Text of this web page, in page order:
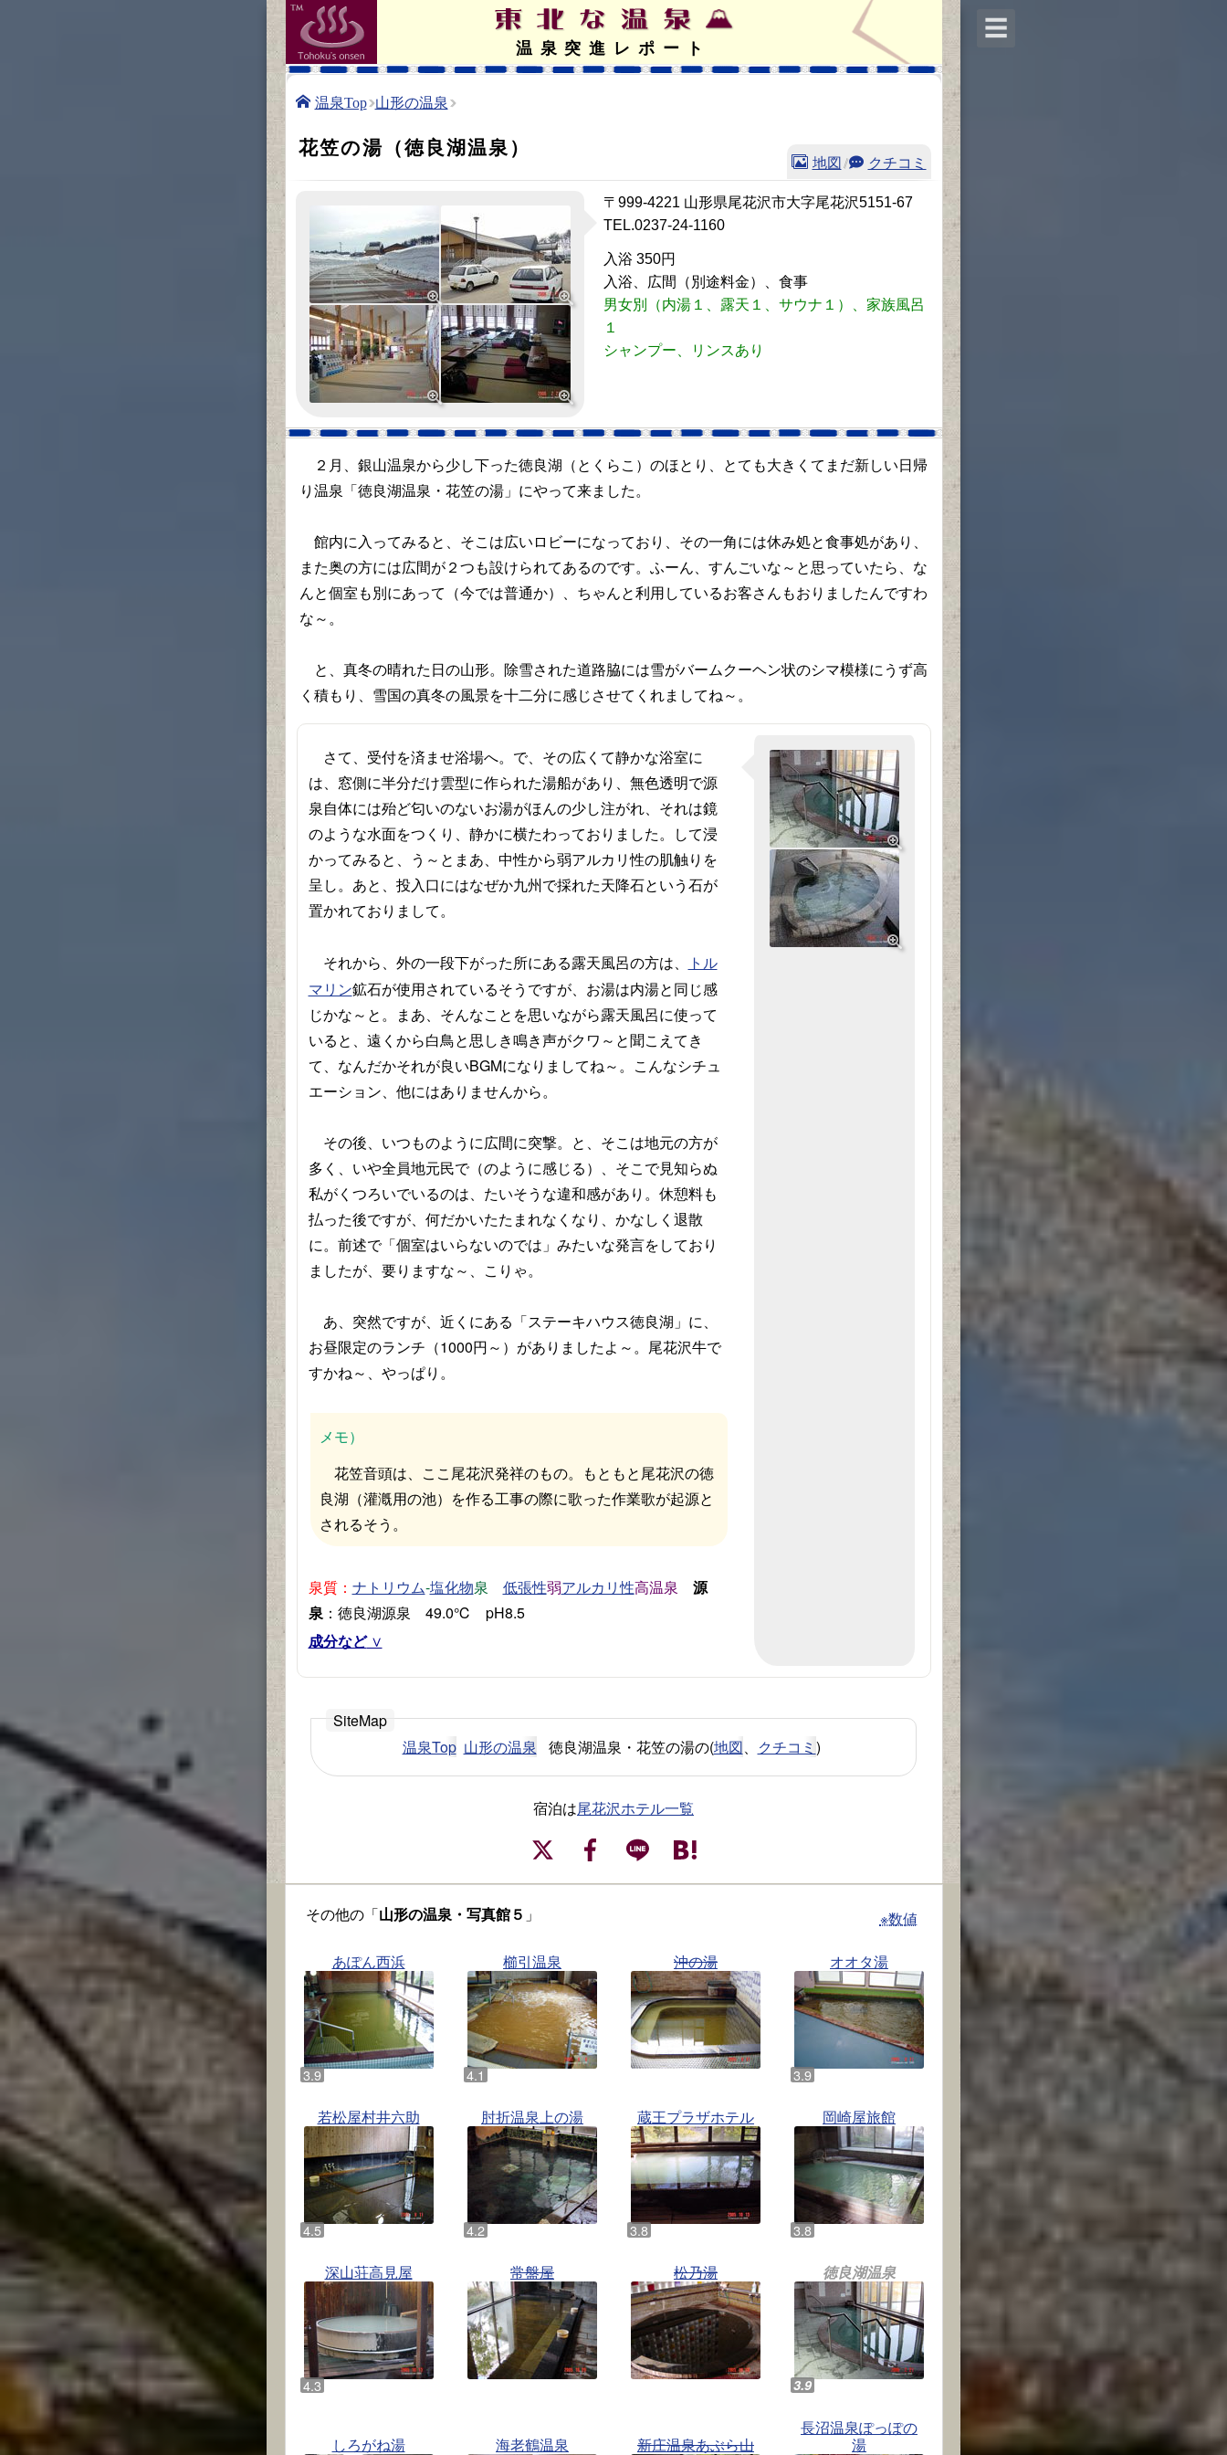
温泉突進レポート
温泉Top 山形の温泉
花笠の湯（徳良湖温泉）
地図 / クチコミ
〒999-4221 山形県尾花沢市大字尾花沢5151-67
TEL.0237-24-1160
入浴 350円
入浴、広間（別途料金）、食事
男女別（内湯１、露天１、サウナ１）、家族風呂
１
シャンプー、リンスあり
２月、銀山温泉から少し下った徳良湖（とくらこ）のほとり、とても大きくてまだ新しい日帰
り温泉「徳良湖温泉・花笠の湯」にやって来ました。
館内に入ってみると、そこは広いロビーになっており、その一角には休み処と食事処があり、
また奥の方には広間が２つも設けられてあるのです。ふーん、すんごいな～と思っていたら、な
んと個室も別にあって（今では普通か）、ちゃんと利用しているお客さんもおりましたんですわ
な～。
と、真冬の晴れた日の山形。除雪された道路脇には雪がバームクーヘン状のシマ模様にうず高
く積もり、雪国の真冬の風景を十二分に感じさせてくれましてね～。
さて、受付を済ませ浴場へ。で、その広くて静かな浴室に
は、窓側に半分だけ雲型に作られた湯船があり、無色透明で源
泉自体には殆ど匂いのないお湯がほんの少し注がれ、それは鏡
のような水面をつくり、静かに横たわっておりました。して浸
かってみると、う～とまあ、中性から弱アルカリ性の肌触りを
呈し。あと、投入口にはなぜか九州で採れた天降石という石が
置かれておりまして。
それから、外の一段下がった所にある露天風呂の方は、
トル
マリン鉱石が使用されているそうですが、お湯は内湯と同じ感
じかな～と。まあ、そんなことを思いながら露天風呂に使って
いると、遠くから白鳥と思しき鳴き声がクワ～と聞こえてき
て、なんだかそれが良いBGMになりましてね～。こんなシチュ
エーション、他にはありませんから。
その後、いつものように広間に突撃。と、そこは地元の方が
多く、いや全員地元民で（のように感じる）、そこで見知らぬ
私がくつろいでいるのは、たいそうな違和感があり。休憩料も
払った後ですが、何だかいたたまれなくなり、かなしく退散
に。前述で「個室はいらないのでは」みたいな発言をしており
ましたが、要りますな～、こりゃ。
あ、突然ですが、近くにある「ステーキハウス徳良湖」に、
お昼限定のランチ（1000円～）がありましたよ～。尾花沢牛で
すかね～、やっぱり。
メモ）
花笠音頭は、ここ尾花沢発祥のもの。もともと尾花沢の徳
良湖（灌漑用の池）を作る工事の際に歌った作業歌が起源と
されるそう。
泉質： ナトリウム-塩化物泉 低張性弱アルカリ性高温泉
源
泉：徳良湖源泉 49.0℃ pH8.5
成分など
温泉Top 山形の温泉 徳良湖温泉・花笠の湯の(地図、 クチコミ )
宿泊は尾花沢ホテル一覧
その他の「山形の温泉・写真館５ 」 ※数値
あぽん西浜 櫛引温泉 沖の湯 オオタ湯
若松屋村井六助 肘折温泉上の湯 蔵王プラザホテル 岡崎屋旅館
深山荘高見屋 常盤屋 松乃湯 徳良湖温泉
しろがね湯 海老鶴温泉 新庄温泉あぶら山
長沼温泉ぽっぽの
湯
☰